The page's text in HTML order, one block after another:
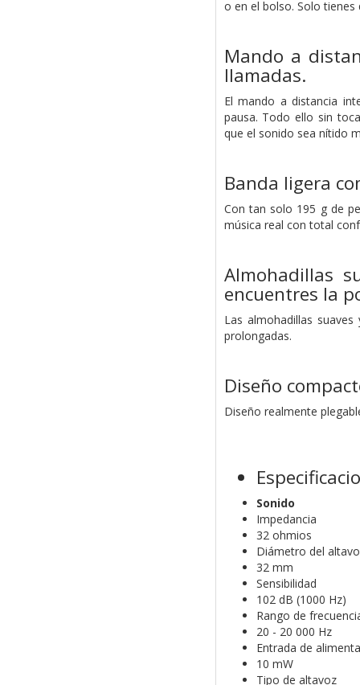
o en el bolso. Solo
Mando a
llamadas.
El mando a distancia
pausa. Todo ello sin
que el sonido sea nítido
Banda ligera
Con tan solo 195 g de
música real con total
Almohadillas
encuentres la
Las almohadillas
prolongadas.
Diseño
Diseño realmente
Sonido
Impedancia
32 ohmios
Diámetro del
32 mm
Sensibilidad
102 dB (1000 Hz)
Rango de
20 - 20 000 Hz
Entrada de
10 mW
Tipo de altavoz